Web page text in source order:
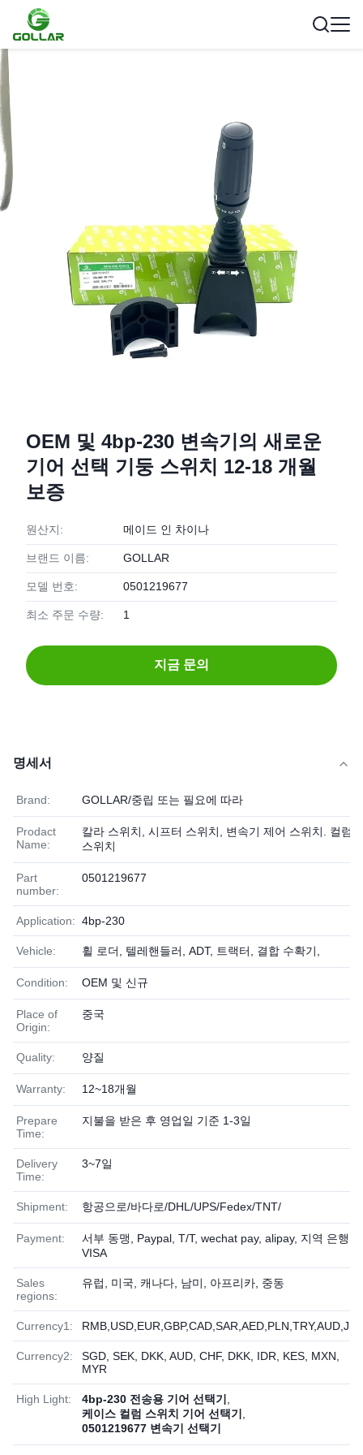
OEM 및 4bp-230 변속기의 새로운
기어 선택 기둥 스위치 12-18 개월
보증
원산지: 메이드 인 차이나
브랜드 이름: GOLLAR
모델 번호: 0501219677
최소 주문 수량: 1
지금 문의
명세서
Brand: GOLLAR/중립 또는 필요에 따라
Prodact
Name:
칼라 스위치, 시프터 스위치, 변속기 제어 스위치. 컬럼
스위치
Part
number:
0501219677
Application: 4bp-230
Vehicle: 휠 로더, 텔레핸들러, ADT, 트랙터, 결합 수확기,
Condition: OEM 및 신규
Place of
Origin:
중국
Quality: 양질
Warranty: 12~18개월
Prepare
Time:
지불을 받은 후 영업일 기준 1-3일
Delivery
Time:
3~7일
Shipment: 항공으로/바다로/DHL/UPS/Fedex/TNT/
Payment:
서부 동맹, Paypal, T/T, wechat pay, alipay, 지역 은행,
VISA
Sales
regions:
유럽, 미국, 캐나다, 남미, 아프리카, 중동
Currency1: RMB,USD,EUR,GBP,CAD,SAR,AED,PLN,TRY,AUD,JPY
Currency2:
SGD, SEK, DKK, AUD, CHF, DKK, IDR, KES, MXN,
MYR
High Light: 4bp-230 전송용 기어 선택기
케이스 컬럼 스위치 기어 선택기
0501219677 변속기 선택기